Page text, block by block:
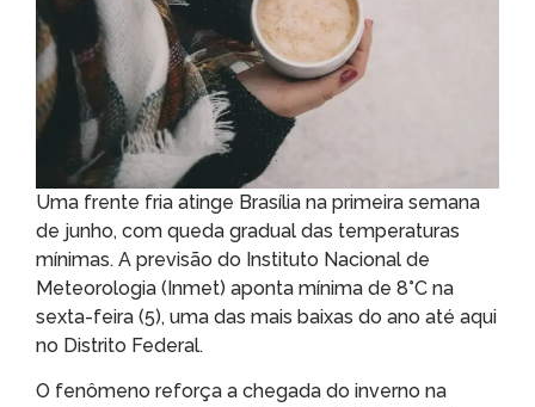
Uma frente fria atinge Brasília na primeira semana
de junho, com queda gradual das temperaturas
mínimas. A previsão do Instituto Nacional de
Meteorologia (Inmet) aponta mínima de 8°C na
sexta-feira (5), uma das mais baixas do ano até aqui
no Distrito Federal.
O fenômeno reforça a chegada do inverno na